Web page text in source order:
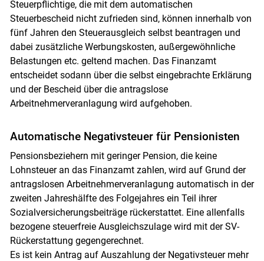
Steuerpflichtige, die mit dem automatischen
Steuerbescheid nicht zufrieden sind, können innerhalb von
fünf Jahren den Steuerausgleich selbst beantragen und
dabei zusätzliche Werbungskosten, außergewöhnliche
Belastungen etc. geltend machen. Das Finanzamt
entscheidet sodann über die selbst eingebrachte Erklärung
und der Bescheid über die antragslose
Arbeitnehmerveranlagung wird aufgehoben.
Automatische Negativsteuer für Pensionisten
Pensionsbeziehern mit geringer Pension, die keine
Lohnsteuer an das Finanzamt zahlen, wird auf Grund der
antragslosen Arbeitnehmerveranlagung automatisch in der
zweiten Jahreshälfte des Folgejahres ein Teil ihrer
Sozialversicherungsbeiträge rückerstattet. Eine allenfalls
bezogene steuerfreie Ausgleichszulage wird mit der SV-
Rückerstattung gegengerechnet.
Es ist kein Antrag auf Auszahlung der Negativsteuer mehr